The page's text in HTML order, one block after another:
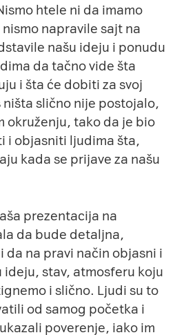
htele ni da imamo
nismo napravilesajt na
našu ideju i ponudu
da tačno vide šta
i šta će dobiti za svoj
ništa slično nije postojalo,
okruženju, tako da je bio
i objasniti ljudima šta,
kada se prijave za našu
prezentacija na
da bude detaljna,
da na pravi način objasni i
ideju, stav, atmosferu koju
i slično. Ljudi su to
od samog početka i
poverenje, iako im